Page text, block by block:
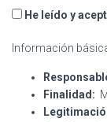
He leído y
Información
Finalidad: